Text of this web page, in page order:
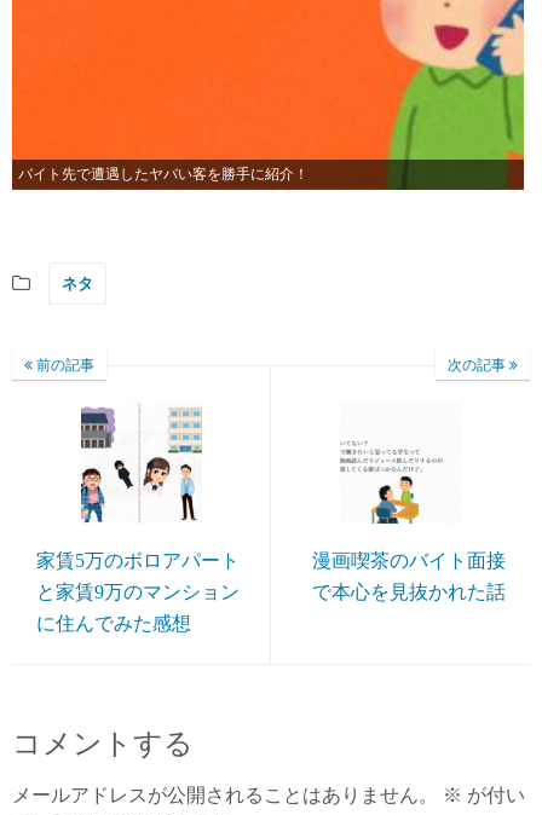
バイト先で遭遇したヤバい客を勝手に紹介！
ネタ
前の記事
家賃5万のボロアパート
と家賃9万のマンション
に住んでみた感想
次の記事
漫画喫茶のバイト面接
で本心を見抜かれた話
コメントする
メールアドレスが公開されることはありません。 ※ が付い